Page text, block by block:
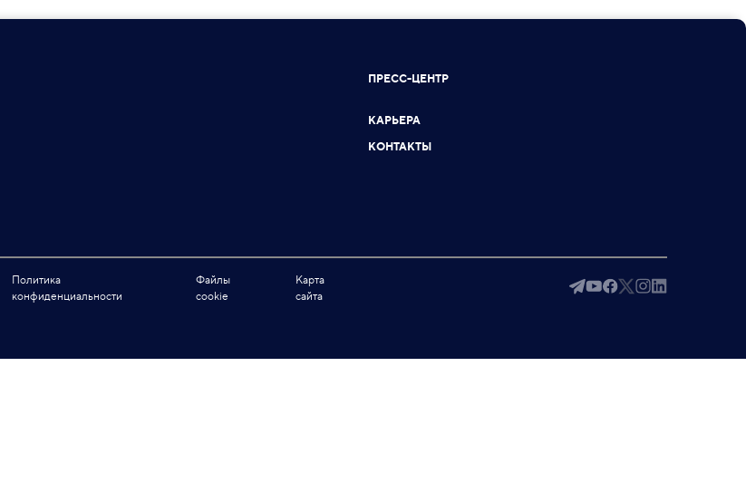
ПРЕСС-ЦЕНТР
КАРЬЕРА
КОНТАКТЫ
Политика
конфиденциальности
Файлы
cookie
Карта
сайта